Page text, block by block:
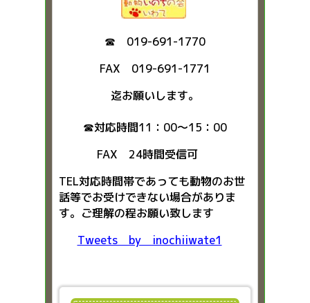
☎ 019-691-1770
FAX 019-691-1771
迄お願いします。
☎対応時間11：00～15：00
FAX 24時間受信可
TEL対応時間帯であっても動物のお世
話等でお受けできない場合がありま
す。ご理解の程お願い致します
Tweets by inochiiwate1